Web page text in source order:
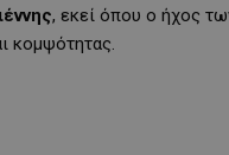
, εκεί όπου ο ήχος
κομψότητας.